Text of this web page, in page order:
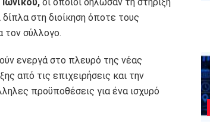
στη διοίκηση όποτε τους
τον σύλλογο.
ενεργά στο πλευρό της νέας
από τις επιχειρήσεις και την
προϋποθέσεις για ένα ισχυρό